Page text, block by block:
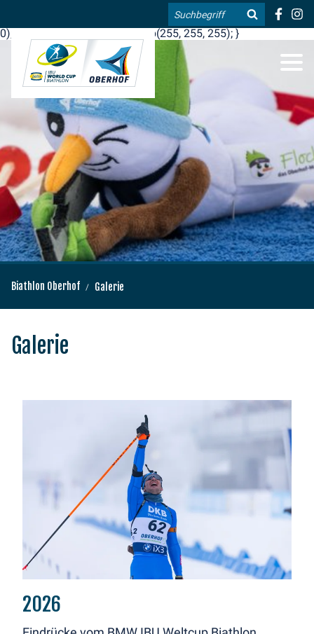
.blog-widgets__title { color: #ffffff; }:root { --toujou-media-
copyright-display: none; }:root { --overlay-font-color: rgb(255, 0,
0); }:root { --overlay-bg-color: rgb(255, 255, 255); }
Suche
EN
Biathlon Oberhof Galerie
Galerie
2026